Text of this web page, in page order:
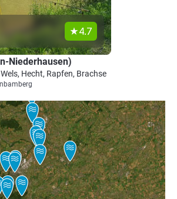
4.7
Niederhausen)
Hecht, Rapfen, Brachse